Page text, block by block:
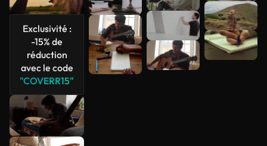
Exclusivité :
-15% de
réduction
avec le code
"COVERR15"